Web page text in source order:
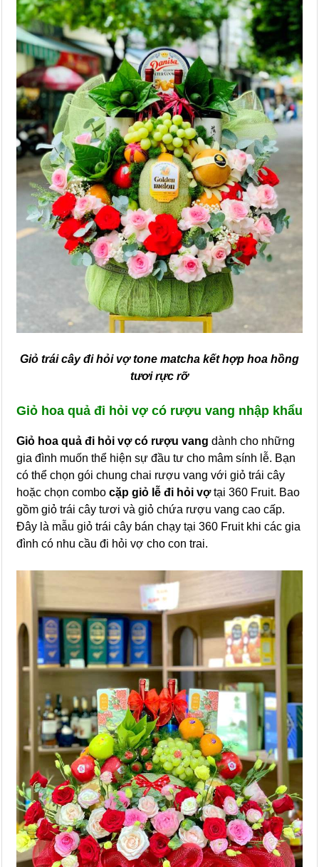
Giỏ trái cây đi hỏi vợ tone matcha kết hợp hoa hồng
tươi rực rỡ
Giỏ hoa quả đi hỏi vợ có rượu vang nhập khẩu
Giỏ hoa quả đi hỏi vợ có rượu vang dành cho những
gia đình muốn thể hiện sự đầu tư cho mâm sính lễ. Bạn
có thể chọn gói chung chai rượu vang với giỏ trái cây
hoặc chọn combo cặp giỏ lễ đi hỏi vợtại 360 Fruit. Bao
gồm giỏ trái cây tươi và giỏ chứa rượu vang cao cấp.
Đây là mẫu giỏ trái cây bán chạy tại 360 Fruit khi các gia
đình có nhu cầu đi hỏi vợ cho con trai.